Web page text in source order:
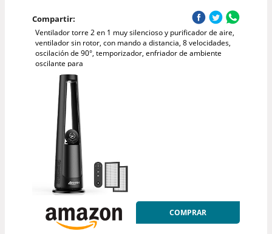
Compartir:
Ventilador torre 2 en 1 muy silencioso y purificador de aire,
ventilador sin rotor, con mando a distancia, 8 velocidades,
oscilación de 90°, temporizador, enfriador de ambiente
oscilante para
COMPRAR